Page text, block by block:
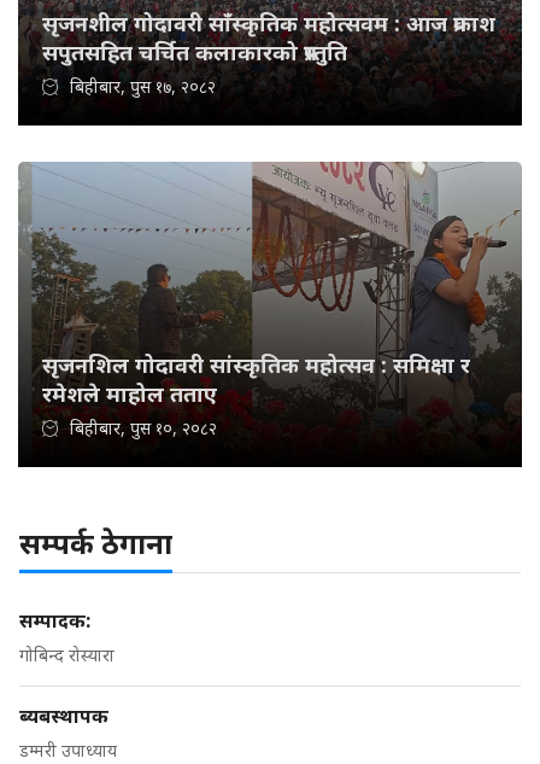
सृजनशील गोदावरी साँस्कृतिक महोत्सवम : आज प्रकाश
सपुतसहित चर्चित कलाकारको प्रस्तुति
बिहीबार, पुस १७, २०८२
सृजनशिल गोदावरी सांस्कृतिक महोत्सव : समिक्षा र
रमेशले माहोल तताए
बिहीबार, पुस १०, २०८२
सम्पर्क ठेगाना
सम्पादक:
गोबिन्द रोस्यारा
ब्यबस्थापक
डम्मरी उपाध्याय